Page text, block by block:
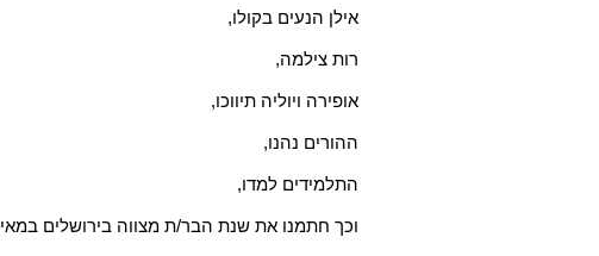
אילן הנעים בקולו,
רות צילמה,
אופירה ויוליה תיווכו,
ההורים נהנו,
התלמידים למדו,
וכך חתמנו את שנת הבר/ת מצווה בירושלים במאי 2022.